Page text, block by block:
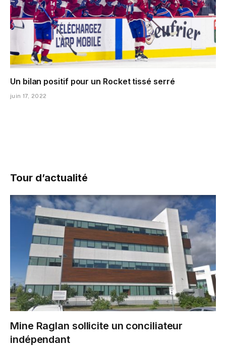
Un bilan positif pour un Rocket tissé serré
juin 17, 2022
Tour d’actualité
Mine Raglan sollicite un conciliateur
indépendant